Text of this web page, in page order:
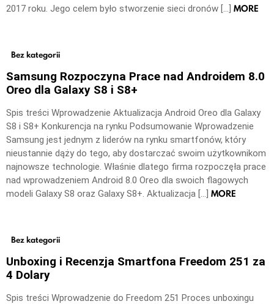
2017 roku. Jego celem było stworzenie sieci dronów […] MORE
Bez kategorii
Samsung Rozpoczyna Prace nad Androidem 8.0
Oreo dla Galaxy S8 i S8+
Spis treści Wprowadzenie Aktualizacja Android Oreo dla Galaxy
S8 i S8+ Konkurencja na rynku Podsumowanie Wprowadzenie
Samsung jest jednym z liderów na rynku smartfonów, który
nieustannie dąży do tego, aby dostarczać swoim użytkownikom
najnowsze technologie. Właśnie dlatego firma rozpoczęła prace
nad wprowadzeniem Android 8.0 Oreo dla swoich flagowych
modeli Galaxy S8 oraz Galaxy S8+. Aktualizacja […] MORE
Bez kategorii
Unboxing i Recenzja Smartfona Freedom 251 za
4 Dolary
Spis treści Wprowadzenie do Freedom 251 Proces unboxingu